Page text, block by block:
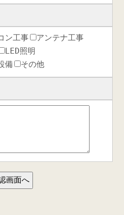
ン工事
アンテナ工事
LED照明
備
その他